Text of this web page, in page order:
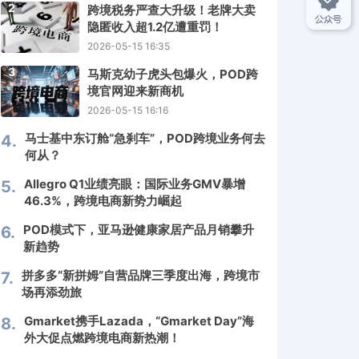
2
跨境税务严查大升级！老牌大卖
隐匿收入超1.2亿遭重罚！
2026-05-15 16:35
3
马斯克幼子虎头包爆火，POD跨
境官网迎来新商机
2026-05-15 16:16
4. 马士基中东订舱“急刹车”，POD跨境业务何去
何从？
5. Allegro Q1业绩亮眼：国际业务GMV暴增
46.3%，跨境电商新势力崛起
6.
POD模式下，亚马逊健康家居产品月销攀升
新趋势
7. 拼多多“新拼姆”自营品牌三季度出海，跨境市
场再添劲旅
8. Gmarket携手Lazada，“Gmarket Day”海
外大促点燃跨境电商新热潮！